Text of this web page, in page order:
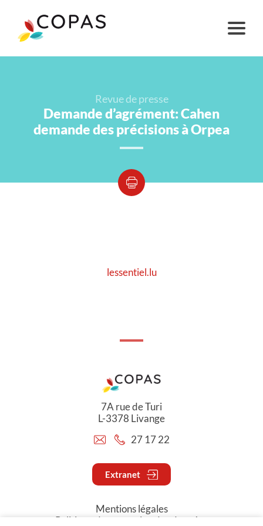
Revue de presse
Demande d’agrément: Cahen
demande des précisions à Orpea
lessentiel.lu
7A rue de Turi
L-3378 Livange
27 17 22
Extranet
Mentions légales
Politique de protection des données